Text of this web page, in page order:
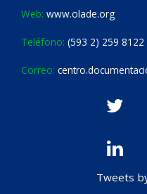
Web: www.olade.org
Teléfono: (593 2) 259
Correo:
Tweets